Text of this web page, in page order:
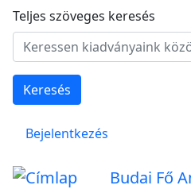
Ugrás a tartalomra
Teljes szöveges keresés
Keresés
Felhasználói fiók
Bejelentkezés
Budai Fő